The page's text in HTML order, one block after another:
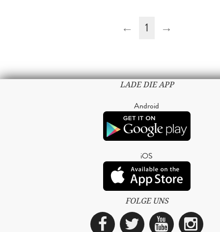
← 1 →
LADE DIE APP
Android
iOS
FOLGE UNS
Facebook
Twitter